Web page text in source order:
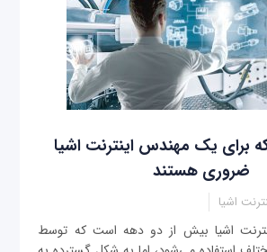
برای یک مهندس اینترنت اشیا
ضروری هستند
اشیا
اشیا بیش از دو دهه است که توسط